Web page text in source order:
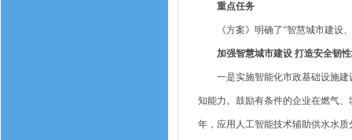
重点任务
《方案》明确了“智慧城市建设、
加强智慧城市建设 打造安全韧
一是实施智能化市政基础设施建
知能力。鼓励有条件的企业在燃气
年，应用人工智能技术辅助供水水